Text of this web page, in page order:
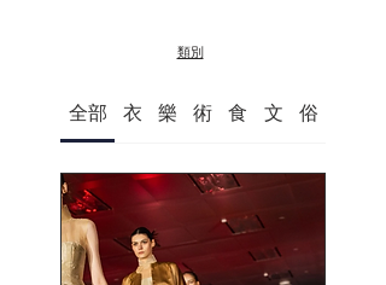
類別
全部 衣 樂 術 食 文 俗